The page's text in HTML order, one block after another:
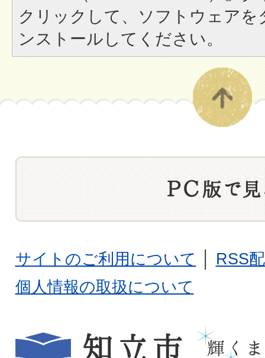
クリックして、ソフトウェア
ンストールしてください。
サイトのご利用について
RSS
個人情報の取扱について